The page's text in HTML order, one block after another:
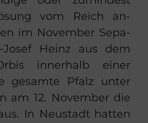
vom Reich an­
im No­vem­ber Se­pa­
​Josef Heinz aus dem
in­ner­halb einer
ge­sam­te Pfalz unter
am 12. No­vem­ber die
In Neu­stadt hat­ten